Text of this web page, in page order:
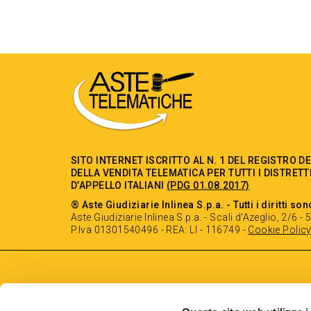
SITO INTERNET ISCRITTO AL N. 1 DEL REGISTRO
DELLA VENDITA TELEMATICA PER TUTTI I
D’APPELLO ITALIANI (PDG 01.08.2017)
® Aste Giudiziarie Inlinea S.p.a. - Tutti i diritti
Aste Giudiziarie Inlinea S.p.a. - Scali d'Azeglio, 2/6 -
P.Iva 01301540496 - REA: LI - 116749 - Cookie Policy